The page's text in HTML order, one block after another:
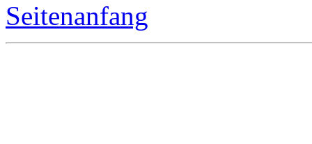
Seitenanfang